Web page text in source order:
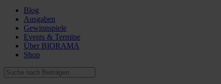
Blog
Ausgaben
Gewinnspiele
Events & Termine
Über BIORAMA
Shop